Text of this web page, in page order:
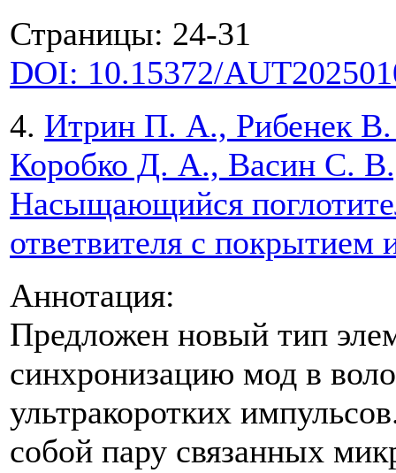
Страницы: 24-31
DOI: 10.15372/
4. Итрин П. А., Рибенек
Коробко Д. А., Васин С.
Насыщающийся
ответвителя с покрытием
Аннотация:
Предложен новый тип
синхронизацию мод в
ультракоротких
собой пару связанных